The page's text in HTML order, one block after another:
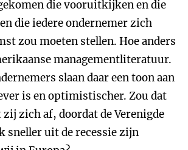
die vooruitkijken en die
die iedere ondernemer zich
zou moeten stellen. Hoe anders
managementliteratuur.
slaan daar een toon aan
is en optimistischer. Zou dat
zich af, doordat de Verenigde
sneller uit de recessie zijn